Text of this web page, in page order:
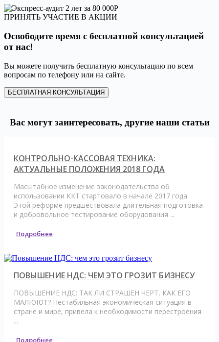
ПРИНЯТЬ УЧАСТИЕ В АКЦИИ
Освободите время с бесплатной консультацией
от нас!
Вы можете получить бесплатную консультацию по всем
вопросам по телефону или на сайте.
БЕСПЛАТНАЯ КОНСУЛЬТАЦИЯ
Вас могут заинтересовать, другие наши статьи
КОНТРОЛЬНО-КАССОВАЯ ТЕХНИКА:
АКТУАЛЬНЫЕ ПОЛОЖЕНИЯ 2018 ГОДА
Масштабное изменение законодательства об
использовании ККТ стартовало в начале 2017 года.
Этой реформе предшествовала длительная подготовка
и добровольное тестирование оборудования ...
Подробнее
ПОВЫШЕНИЕ НДС: ЧЕМ ЭТО ГРОЗИТ БИЗНЕСУ
ПОВЫШЕНИЕ НДС: ТАК ЛИ СТРАШЕН ЧЕРТ, КАК ЕГО
МАЛЮЮТ? Нестабильная экономическая ситуация в
стране и мире, привела к необходимости перестроения
...
Подробнее